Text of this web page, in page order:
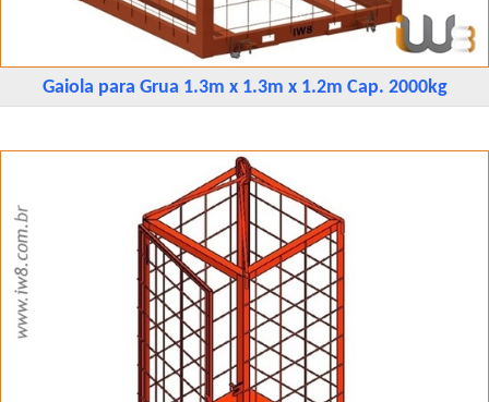
Gaiola para Grua 1.3m x 1.3m x 1.2m Cap. 2000kg